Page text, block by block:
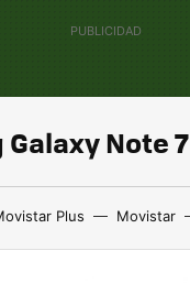
Note 7
DE Plus Movistar